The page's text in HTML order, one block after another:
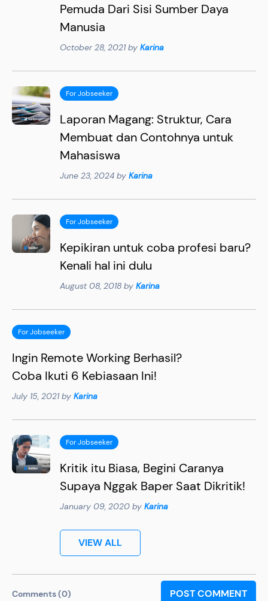
Pemuda Dari Sisi Sumber Daya
Manusia
October 28, 2021 by Karina
For Jobseeker
Laporan Magang: Struktur, Cara
Membuat dan Contohnya untuk
Mahasiswa
June 23, 2024 by Karina
For Jobseeker
Kepikiran untuk coba profesi baru?
Kenali hal ini dulu
August 08, 2018 by Karina
For Jobseeker
Ingin Remote Working Berhasil?
Coba Ikuti 6 Kebiasaan Ini!
July 15, 2021 by Karina
For Jobseeker
Kritik itu Biasa, Begini Caranya
Supaya Nggak Baper Saat Dikritik!
January 09, 2020 by Karina
VIEW ALL
Comments (0) POST COMMENT